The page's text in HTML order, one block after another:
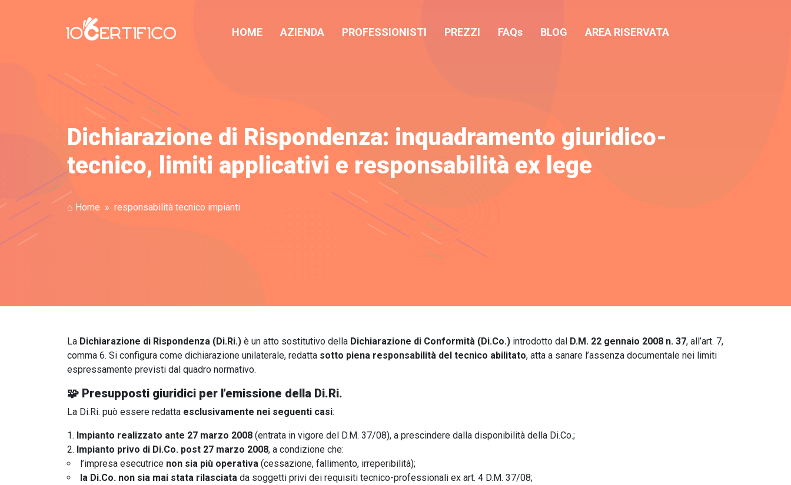
HOME AZIENDA PROFESSIONISTI PREZZI FAQs BLOG AREA RISERVATA
Dichiarazione di Rispondenza: inquadramento giuridico-
tecnico, limiti applicativi e responsabilità ex lege
⌂ Home responsabilità tecnico impianti
La Dichiarazione di Rispondenza (Di.Ri.) è un atto sostitutivo della Dichiarazione di Conformità (Di.Co.) introdotto dal D.M. 22 gennaio 2008 n. 37, all’art. 7,
comma 6. Si configura come dichiarazione unilaterale, redatta sotto piena responsabilità del tecnico abilitato, atta a sanare l’assenza documentale nei limiti
espressamente previsti dal quadro normativo.
🧩 Presupposti giuridici per l’emissione della Di.Ri.
La Di.Ri. può essere redatta esclusivamente nei seguenti casi:
Impianto realizzato ante 27 marzo 2008 (entrata in vigore del D.M. 37/08), a prescindere dalla disponibilità della Di.Co.;
Impianto privo di Di.Co. post 27 marzo 2008, a condizione che:
l’impresa esecutrice non sia più operativa (cessazione, fallimento, irreperibilità);
la Di.Co. non sia mai stata rilasciata da soggetti privi dei requisiti tecnico-professionali ex art. 4 D.M. 37/08;